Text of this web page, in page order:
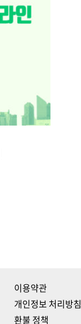
이용약관
개인정보 처리방침
환불 정책